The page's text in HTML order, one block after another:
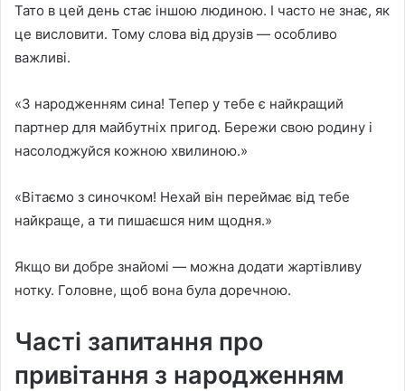
Тато в цей день стає іншою людиною. І часто не знає, як
це висловити. Тому слова від друзів — особливо
важливі.
«З народженням сина! Тепер у тебе є найкращий
партнер для майбутніх пригод. Бережи свою родину і
насолоджуйся кожною хвилиною.»
«Вітаємо з синочком! Нехай він переймає від тебе
найкраще, а ти пишаєшся ним щодня.»
Якщо ви добре знайомі — можна додати жартівливу
нотку. Головне, щоб вона була доречною.
Часті запитання про
привітання з народженням